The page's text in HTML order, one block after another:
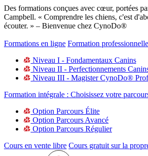
Des formations conçues avec cœur, portées
Campbell. « Comprendre les chiens, c'est
écouter. » – Bienvenue chez CynoDo®
Formations en ligne Formation
Niveau I - Fondamentaux Canins
Niveau II - Perfectionnements
Niveau III - Magister CynoDo®
Formation intégrale : Choisissez votre
Option Parcours Élite
Option Parcours Avancé
Option Parcours Régulier
Cours en vente libre Cours gratuit sur la